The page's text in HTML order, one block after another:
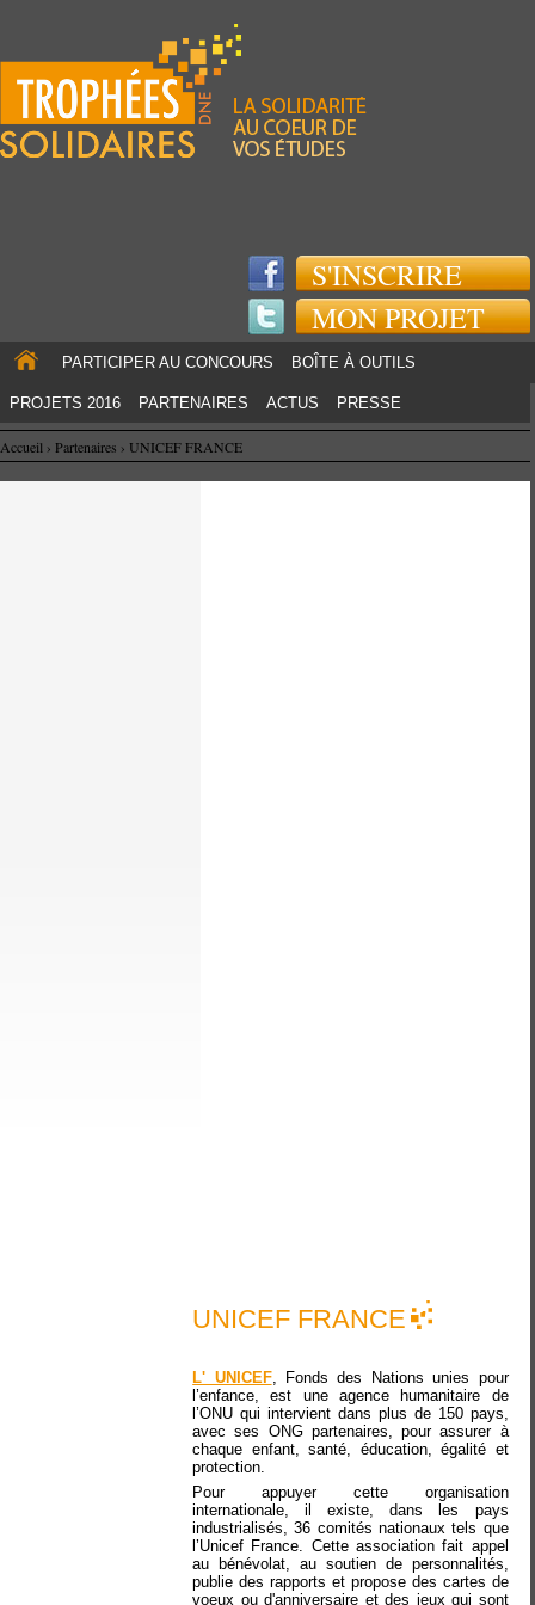
S'INSCRIRE
MON PROJET
PARTICIPER AU CONCOURS BOÎTE À OUTILS
PROJETS 2016 PARTENAIRES ACTUS PRESSE
Accueil › Partenaires › UNICEF FRANCE
UNICEF FRANCE
L' UNICEF, Fonds des Nations unies pour
l’enfance, est une agence humanitaire de
l’ONU qui intervient dans plus de 150 pays,
avec ses ONG partenaires, pour assurer à
chaque enfant, santé, éducation, égalité et
protection.
Pour appuyer cette organisation
internationale, il existe, dans les pays
industrialisés, 36 comités nationaux tels que
l’Unicef France. Cette association fait appel
au bénévolat, au soutien de personnalités,
publie des rapports et propose des cartes de
voeux ou d'anniversaire et des jeux qui sont